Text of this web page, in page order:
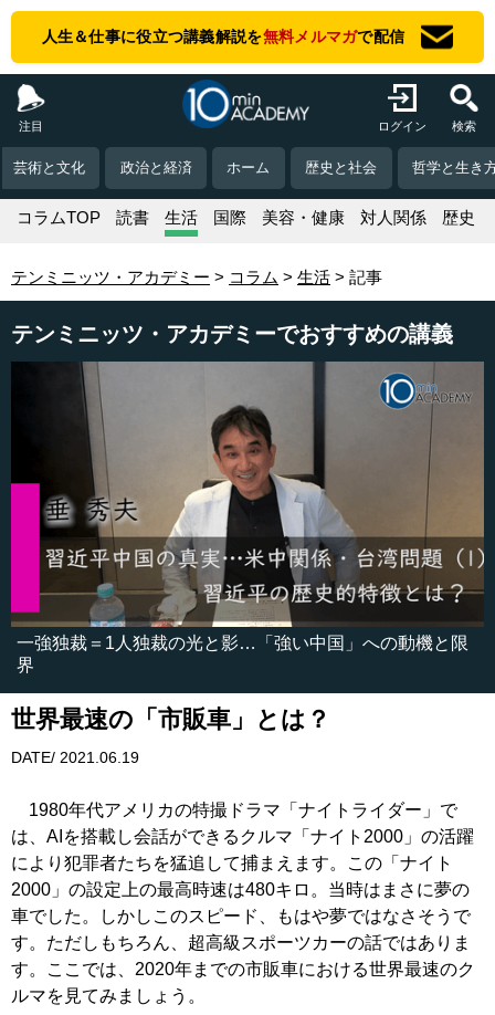
人生＆仕事に役立つ講義解説を無料メルマガで配信
注目 ログイン 検索
芸術と文化 政治と経済 ホーム 歴史と社会 哲学と生き
コラムTOP 読書 生活 国際 美容・健康 対人関係 歴史
テンミニッツ・アカデミー コラム 生活 記事
テンミニッツ・アカデミーでおすすめの講義
一強独裁＝1人独裁の光と影…「強い中国」への動機と限
界
世界最速の「市販車」とは？
DATE/ 2021.06.19
1980年代アメリカの特撮ドラマ「ナイトライダー」で
は、AIを搭載し会話ができるクルマ「ナイト2000」の活躍
により犯罪者たちを猛追して捕まえます。この「ナイト
2000」の設定上の最高時速は480キロ。当時はまさに夢の
車でした。しかしこのスピード、もはや夢ではなさそうで
す。ただしもちろん、超高級スポーツカーの話ではありま
す。ここでは、2020年までの市販車における世界最速のク
ルマを見てみましょう。